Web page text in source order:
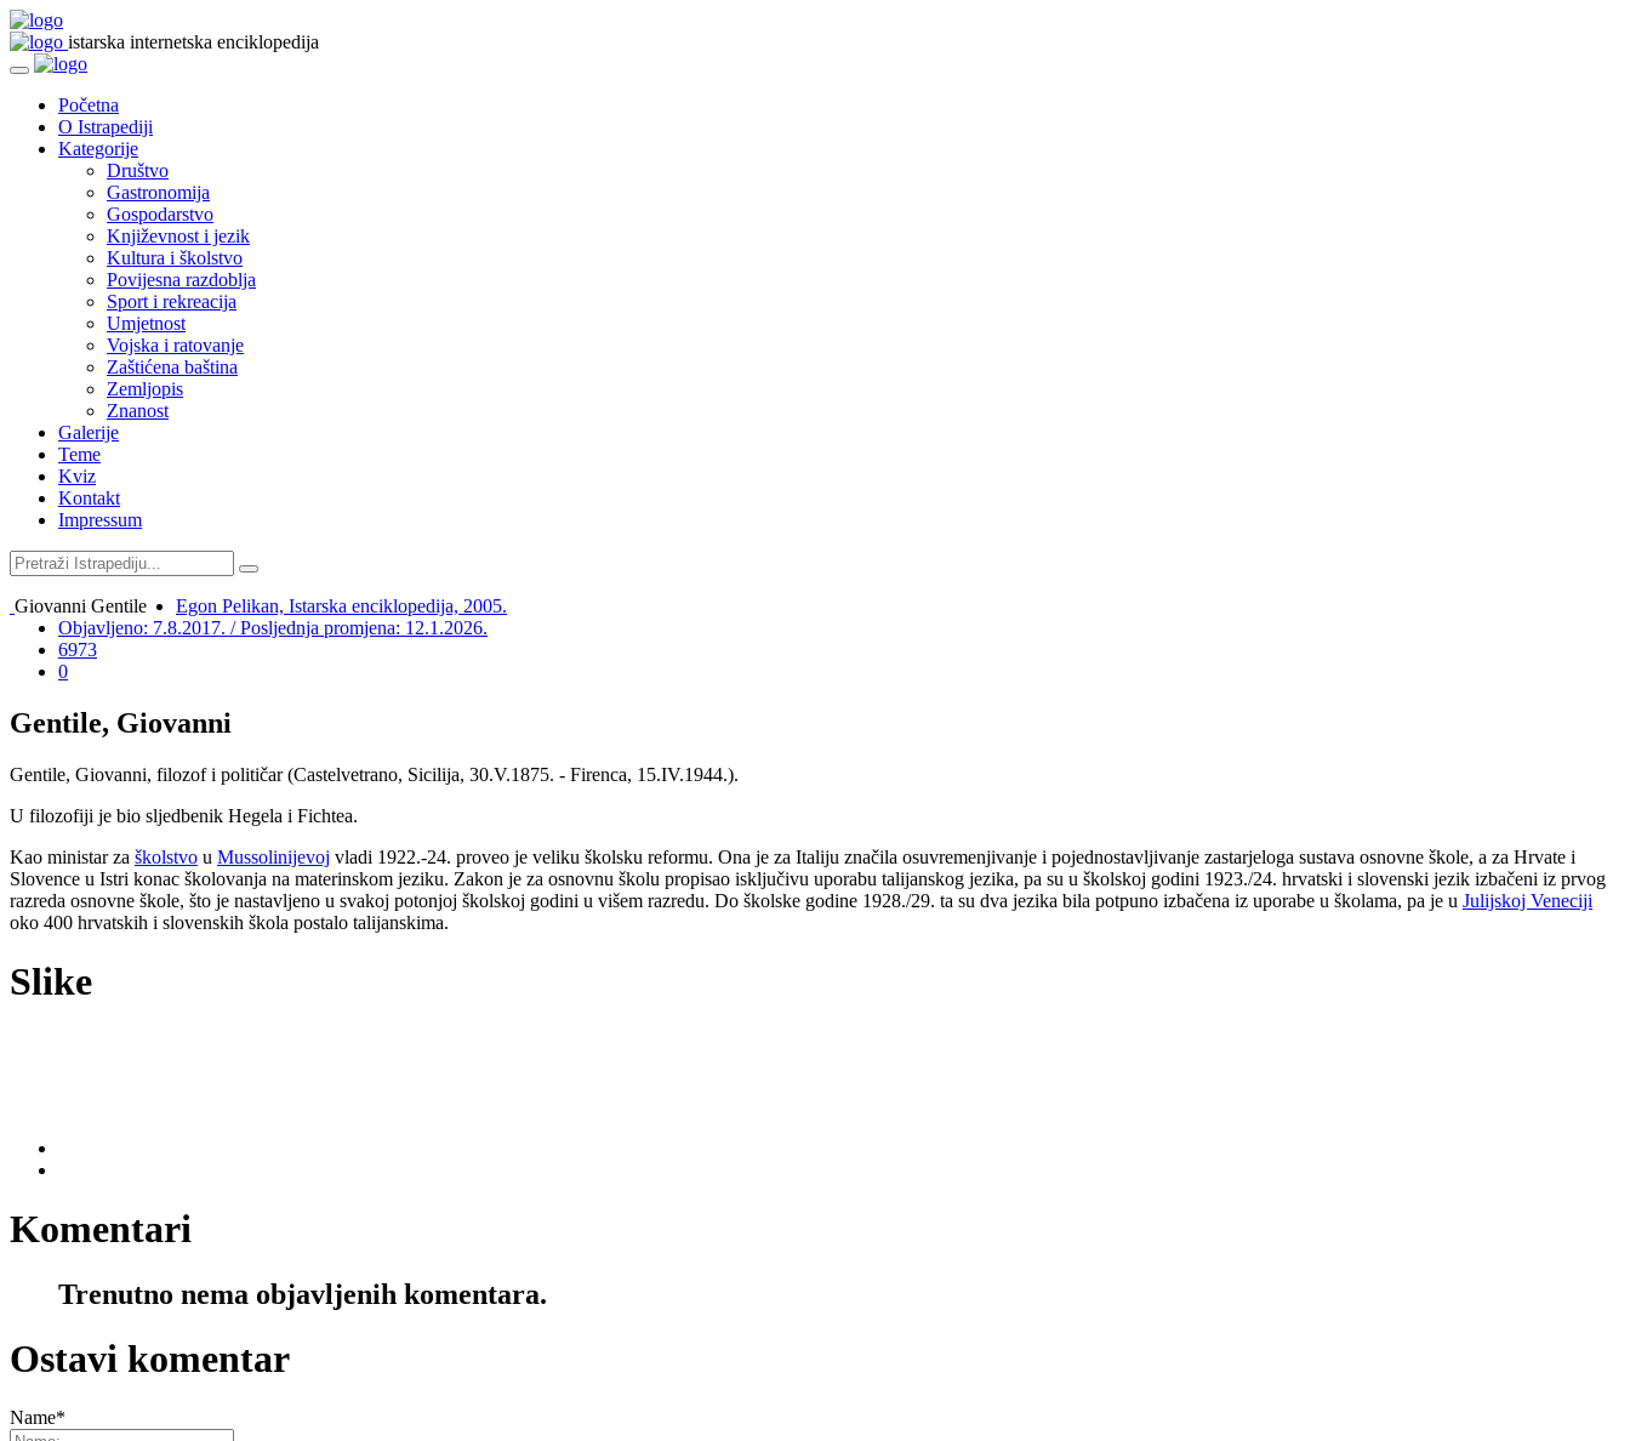
istarska internetska enciklopedija
Početna
O Istrapediji
Kategorije
Društvo
Gastronomija
Gospodarstvo
Književnost i jezik
Kultura i školstvo
Povijesna razdoblja
Sport i rekreacija
Umjetnost
Vojska i ratovanje
Zaštićena baština
Zemljopis
Znanost
Galerije
Teme
Kviz
Kontakt
Impressum
Giovanni Gentile
Egon Pelikan, Istarska enciklopedija, 2005.
Objavljeno: 7.8.2017. / Posljednja promjena: 12.1.2026.
6973
0
Gentile, Giovanni
Gentile, Giovanni, filozof i političar (Castelvetrano, Sicilija, 30.V.1875. - Firenca, 15.IV.1944.).
U filozofiji je bio sljedbenik Hegela i Fichtea.
Kao ministar za školstvo u Mussolinijevoj vladi 1922.-24. proveo je veliku školsku reformu. Ona je za Italiju značila osuvremenjivanje i pojednostavljivanje zastarjeloga sustava osnovne škole, a za Hrvate i
Slovence u Istri konac školovanja na materinskom jeziku. Zakon je za osnovnu školu propisao isključivu uporabu talijanskog jezika, pa su u školskoj godini 1923./24. hrvatski i slovenski jezik izbačeni iz prvog
razreda osnovne škole, što je nastavljeno u svakoj potonjoj školskoj godini u višem razredu. Do školske godine 1928./29. ta su dva jezika bila potpuno izbačena iz uporabe u školama, pa je u Julijskoj Veneciji
oko 400 hrvatskih i slovenskih škola postalo talijanskima.
Slike
Komentari
Trenutno nema objavljenih komentara.
Ostavi komentar
Name*